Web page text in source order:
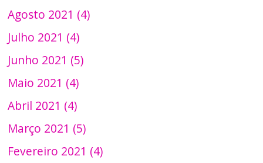
Agosto 2021 (4)
Julho 2021 (4)
Junho 2021 (5)
Maio 2021 (4)
Abril 2021 (4)
Março 2021 (5)
Fevereiro 2021 (4)